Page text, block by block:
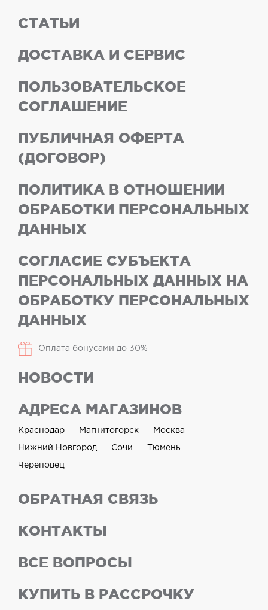
СТАТЬИ
ДОСТАВКА И СЕРВИС
ПОЛЬЗОВАТЕЛЬСКОЕ
СОГЛАШЕНИЕ
ПУБЛИЧНАЯ ОФЕРТА
(ДОГОВОР)
ПОЛИТИКА В ОТНОШЕНИИ
ОБРАБОТКИ ПЕРСОНАЛЬНЫХ
ДАННЫХ
СОГЛАСИЕ СУБЪЕКТА
ПЕРСОНАЛЬНЫХ ДАННЫХ НА
ОБРАБОТКУ ПЕРСОНАЛЬНЫХ
ДАННЫХ
Оплата бонусами до 30%
НОВОСТИ
АДРЕСА МАГАЗИНОВ
Краснодар Магнитогорск Москва
Нижний Новгород Сочи Тюмень
Череповец
ОБРАТНАЯ СВЯЗЬ
КОНТАКТЫ
ВСЕ ВОПРОСЫ
КУПИТЬ В РАССРОЧКУ